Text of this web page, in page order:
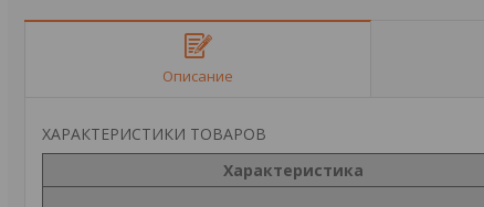
Описание
ХАРАКТЕРИСТИКИ ТОВАРОВ
Характеристика